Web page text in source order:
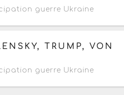
guerre Ukraine
TRUMP, VON
guerre Ukraine